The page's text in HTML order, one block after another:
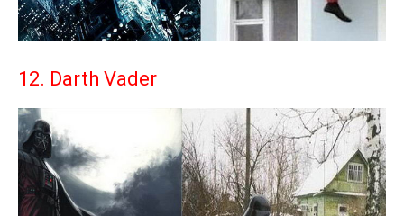
12. Darth Vader